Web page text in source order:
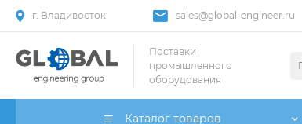
г. Владивосток sales@global-engineer.ru
Поставки
промышленного
оборудования
Каталог товаров